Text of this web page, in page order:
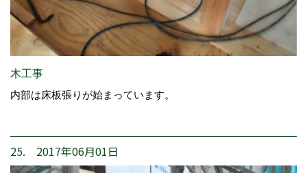
木工事
内部は床板張りが始まっています。
25. 2017年06月01日